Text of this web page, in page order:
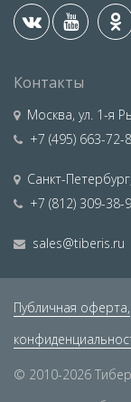
Контакты
Москва, ул. 1-я
+7 (495) 663-72-
Санкт-Петербург
+7 (812) 309-38-
sales@tiberis.ru
Публичная оферта,
© 2010-2026